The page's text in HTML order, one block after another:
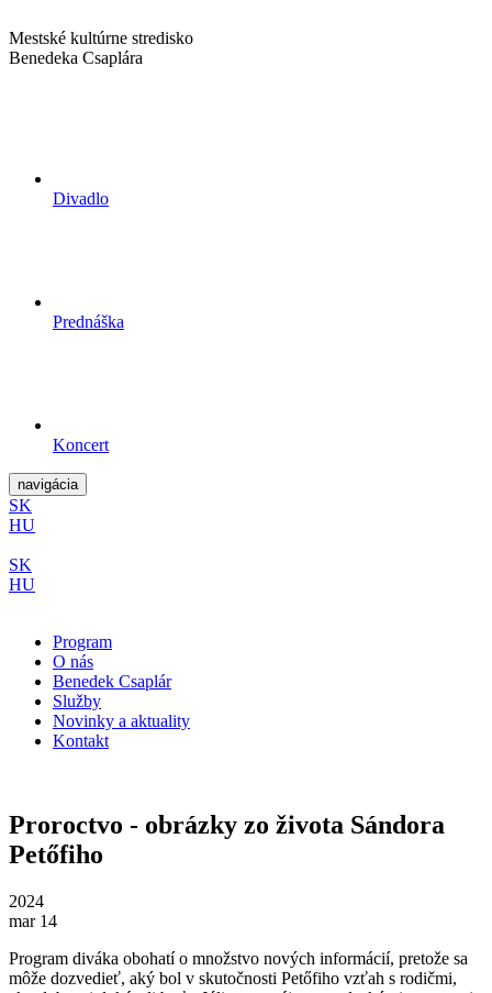
Mestské kultúrne stredisko
Benedeka Csaplára
Divadlo
Prednáška
Koncert
navigácia
SK
HU
SK
HU
Program
O nás
Benedek Csaplár
Služby
Novinky a aktuality
Kontakt
Proroctvo - obrázky zo života Sándora
Petőfiho
2024
mar 14
Program diváka obohatí o množstvo nových informácií, pretože sa
môže dozvedieť, aký bol v skutočnosti Petőfiho vzťah s rodičmi,